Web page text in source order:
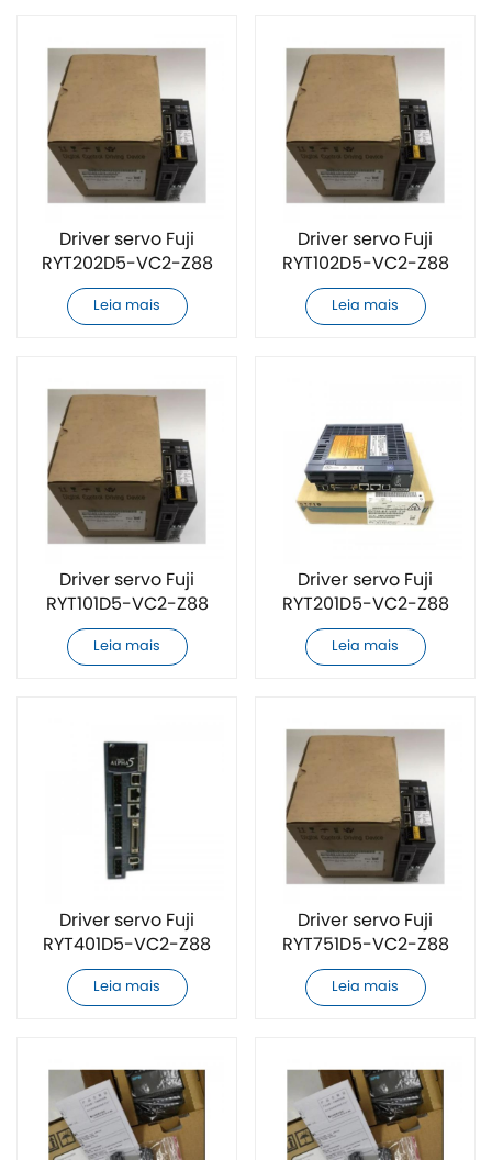
Driver servo Fuji
RYT202D5-VC2-Z88
original e novo
Leia mais
Driver servo Fuji
RYT102D5-VC2-Z88
original e novo
Leia mais
Driver servo Fuji
RYT101D5-VC2-Z88
original e novo
Leia mais
Driver servo Fuji
RYT201D5-VC2-Z88
original e novo
Leia mais
Driver servo Fuji
RYT401D5-VC2-Z88
original e novo
Leia mais
Driver servo Fuji
RYT751D5-VC2-Z88
original e novo
Leia mais